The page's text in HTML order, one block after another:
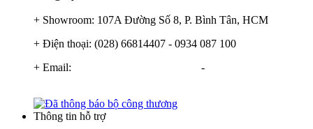
+ Showroom: 107A Đường Số 8, P. Bình Tân, HCM
+ Điện thoại: (028) 66814407 - 0934 087 100
+ Email:
-
Thông tin hỗ trợ